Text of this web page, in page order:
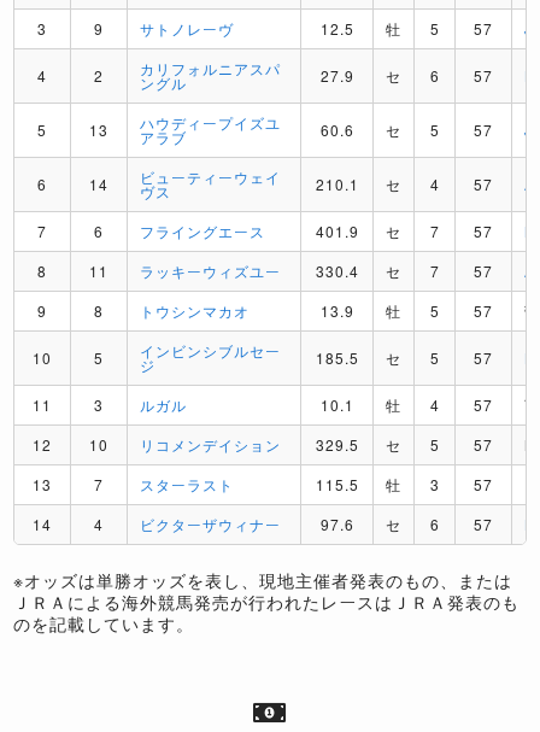
3 9 サトノレーヴ 12.5 牡 5 57 J
4 2 カリフォルニアスパ
ングル 27.9 セ 6 57
5 13 ハウディープイズユ
アラブ 60.6 セ 5 57 J
6 14 ビューティーウェイ
ヴス 210.1 セ 4 57 A
7 6 フライングエース 401.9 セ 7 57
8
11 ラッキーウィズユー 330.4 セ 7 57
A
9
8 トウシンマカオ 13.9 牡 5 57
10 5 インビンシブルセー
ジ 185.5 セ 5 57
11 3 ルガル 10.1 牡 4 57
12
10 リコメンデイション 329.5 セ 5 57
13
7 スターラスト 115.5 牡 3 57
14
4 ビクターザウィナー 97.6 セ 6 57
※オッズは単勝オッズを表し、現地主催者発表のもの、または
ＪＲＡによる海外競馬発売が行われたレースはＪＲＡ発表のも
のを記載しています。